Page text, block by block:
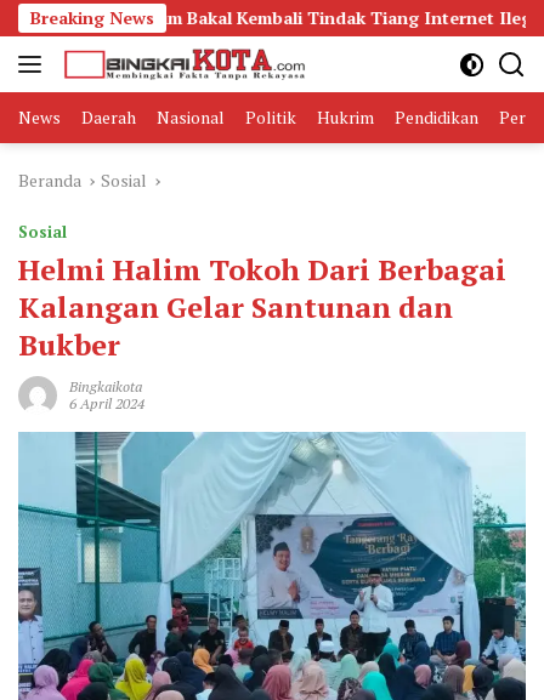
Langsung
ke
konten
Breaking NewsBakal Kembali Tindak Tiang Internet Ilegal di Karang
News Daerah Nasional Politik Hukrim Pendidikan
Beranda Sosial
Sosial
Helmi Halim Tokoh Dari Berbagai
Kalangan Gelar Santunan dan
Bukber
Bingkaikota
6 April 2024